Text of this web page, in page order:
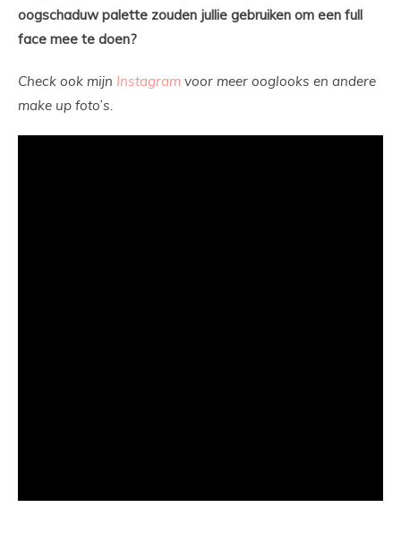
oogschaduw palette zouden jullie gebruiken om een full
face mee te doen?
Check ook mijn Instagram voor meer ooglooks en andere
make up foto’s.